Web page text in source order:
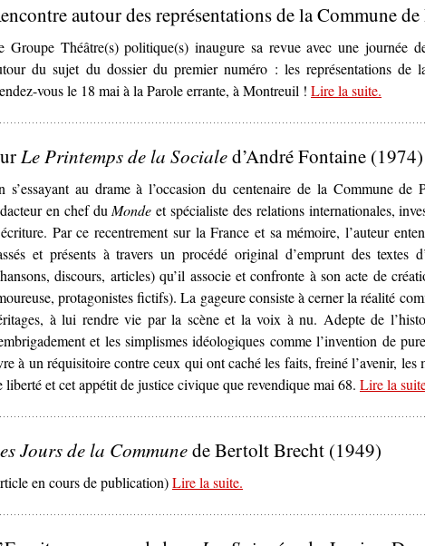
autour des représentations de la Commune de
Groupe Théâtre(s) politique(s) inaugure sa revue avec une journée
du sujet du dossier du premier numéro : les représentations de
vous le 18 mai à la Parole errante, à Montreuil ! Lire la suite–
.
Le Printemps de la Socialed’André Fontaine (1974)
s’essayant au drame à l’occasion du centenaire de la Commune de
en chef du Monde et spécialiste des relations internationales,
Par ce recentrement sur la France et sa mémoire, l’auteur
et présents à travers un procédé original d’emprunt des textes
discours, articles) qu’il associe et confronte à son acte de
protagonistes fictifs). La gageure consiste à cerner la réalité
à lui rendre vie par la scène et la voix à nu. Adepte de
et les simplismes idéologiques comme l’invention de
à un réquisitoire contre ceux qui ont caché les faits, freiné l’avenir, les
liberté et cet appétit de justice civique que revendique mai 68. Lire la
Jours de la Communede Bertolt Brecht (1949)
en cours de publication)Lire la suite– ‘
.